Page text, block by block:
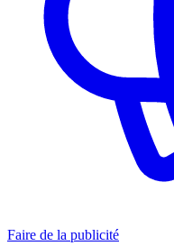
Faire de la publicité